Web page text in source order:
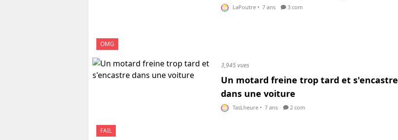
OMG
LaPoutre • 7 ans 3 com
FAIL
3,945 vues
Un motard freine trop tard et s'encastre
dans une voiture
TasLheure • 7 ans 2 com